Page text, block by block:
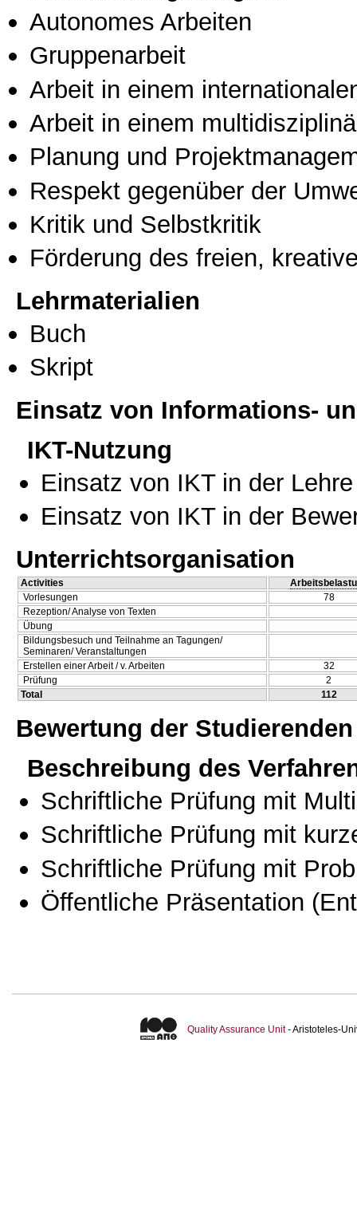
Autonomes Arbeiten
Gruppenarbeit
Arbeit in einem
Arbeit in einem
Planung und
Respekt gegenüber der
Kritik und Selbstkritik
Förderung des freien,
Lehrmaterialien
Buch
Skript
Einsatz von Informations-
IKT-Nutzung
Einsatz von IKT in der Lehre
Einsatz von IKT in der
Unterrichtsorganisation
Activities
Vorlesungen
78
Rezeption/ Analyse von Texten
Übung
Bildungsbesuch und Teilnahme an Tagungen/
Seminaren/ Veranstaltungen
Erstellen einer Arbeit / v. Arbeiten
32
Prüfung
2
Total
112
Bewertung der Studierenden
Beschreibung des
Schriftliche Prüfung mit
Schriftliche Prüfung mit
Schriftliche Prüfung mit
Öffentliche Präsentation
Quality Assurance Unit- Aristoteles-